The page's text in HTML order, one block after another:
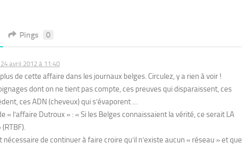
Pings 0
24 avril 2012 à 11:40
de cette affaire dans les journaux belges. Circulez, y a rien à voir !
dont on ne tient pas compte, ces preuves qui disparaissent, ces
ces ADN (cheveux) qui s’évaporent …
« l’affaire Dutroux » : « Si les Belges connaissaient la vérité, ce serait LA
(RTBF).
de continuer à faire croire qu’il n’existe aucun « réseau » et que